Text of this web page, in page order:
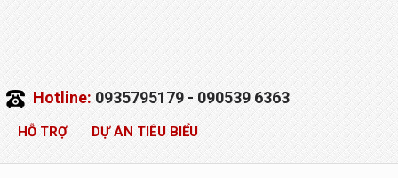
Hotline:0935795179 - 090539 6363
HỖ TRỢ DỰ ÁN TIÊU BIỂU